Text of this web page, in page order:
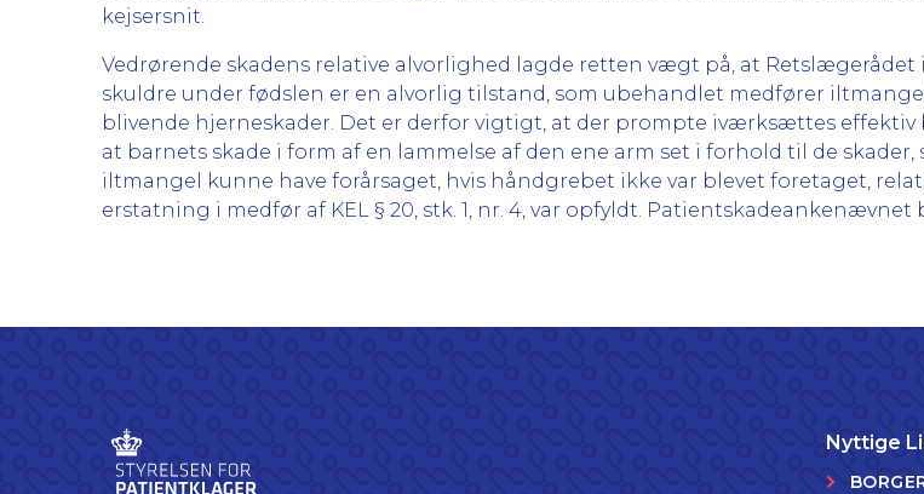
kejsersnit.
Vedrørende skadens relative alvorlighed lagde retten vægt på, at Retslægerådet
skuldre under fødslen er en alvorlig tilstand, som ubehandlet medfører
blivende hjerneskader. Det er derfor vigtigt, at der prompte iværksættes
at barnets skade i form af en lammelse af den ene arm set i forhold til de
iltmangel kunne have forårsaget, hvis håndgrebet ikke var blevet foretaget,
erstatning i medfør af KEL § 20, stk. 1, nr. 4, var opfyldt.
Nyttige